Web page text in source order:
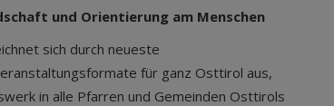
und Orientierung am Menschen
sich durch neueste
für ganz Osttirol aus,
in alle Pfarren und Gemeinden Osttirols